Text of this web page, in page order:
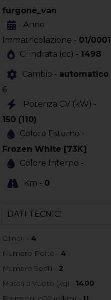
furgone_van
Anno
Immatricolazione - 01/0001
Cilindrata (cc) - 1498
Cambio - automatico
6
Potenza CV (kW) -
150 (110)
Colore Esterno -
Frozen White [73K]
Colore Interno -
Km - 0
DATI TECNICI
Cilindri -4
Numero Porte -4
Numero Sedili - 2
Massa a Vuoto (kg) - 1400